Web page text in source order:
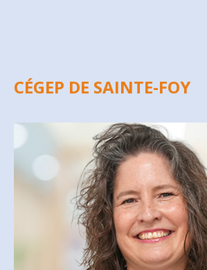
CÉGEP DE SAINTE-FOY